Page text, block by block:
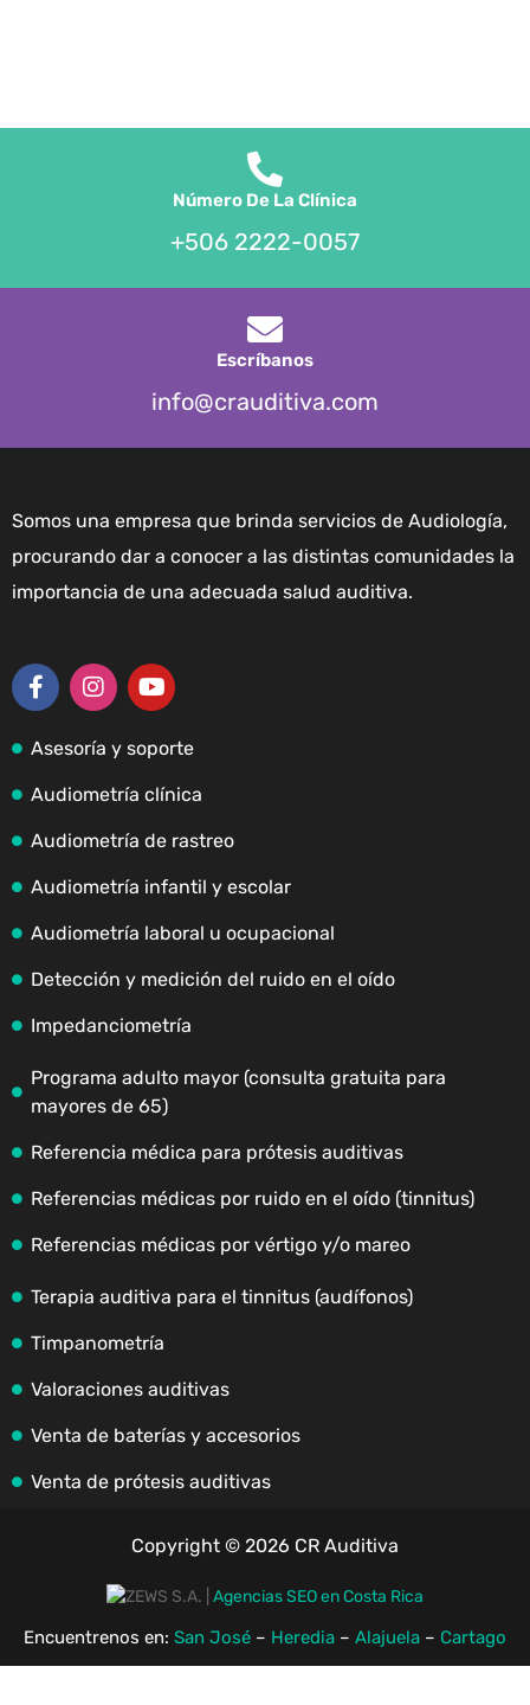
Número De La Clínica
+506 2222-0057
Escríbanos
info@crauditiva.com
Somos una empresa que brinda servicios de Audiología,
procurando dar a conocer a las distintas comunidades la
importancia de una adecuada salud auditiva.
Asesoría y soporte
Audiometría clínica
Audiometría de rastreo
Audiometría infantil y escolar
Audiometría laboral u ocupacional
Detección y medición del ruido en el oído
Impedanciometría
Programa adulto mayor (consulta gratuita para
mayores de 65)
Referencia médica para prótesis auditivas
Referencias médicas por ruido en el oído (tinnitus)
Referencias médicas por vértigo y/o mareo
Terapia auditiva para el tinnitus (audífonos)
Timpanometría
Valoraciones auditivas
Venta de baterías y accesorios
Venta de prótesis auditivas
Copyright © 2026 CR Auditiva
Agencias SEO en Costa Rica
Encuentrenos en: San José – Heredia – Alajuela – Cartago